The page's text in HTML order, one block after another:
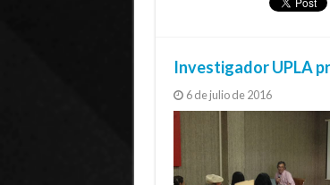
Investigador UPLA
6 de julio de 2016